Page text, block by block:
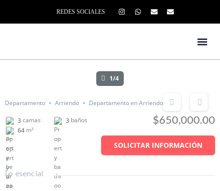
REDES SOCIALES
1/4
Departamento Arriendo Departamento en Arriendo
3camas 3 baños
64 m²
$650,000.00
SOLICITAR INFORMACIÓN
Lo esencial